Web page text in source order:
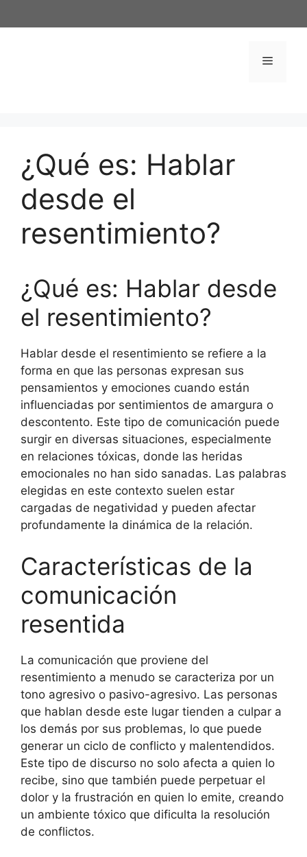
al
Menú
¿Qué es: Hablar
desde el
resentimiento?
¿Qué es: Hablar desde
el resentimiento?
Hablar desde el resentimiento se refiere a la
forma en que las personas expresan sus
pensamientos y emociones cuando están
influenciadas por sentimientos de amargura o
descontento. Este tipo de comunicación puede
surgir en diversas situaciones, especialmente
en relaciones tóxicas, donde las heridas
emocionales no han sido sanadas. Las palabras
elegidas en este contexto suelen estar
cargadas de negatividad y pueden afectar
profundamente la dinámica de la relación.
Características de la
comunicación
resentida
La comunicación que proviene del
resentimiento a menudo se caracteriza por un
tono agresivo o pasivo-agresivo. Las personas
que hablan desde este lugar tienden a culpar a
los demás por sus problemas, lo que puede
generar un ciclo de conflicto y malentendidos.
Este tipo de discurso no solo afecta a quien lo
recibe, sino que también puede perpetuar el
dolor y la frustración en quien lo emite, creando
un ambiente tóxico que dificulta la resolución
de conflictos.